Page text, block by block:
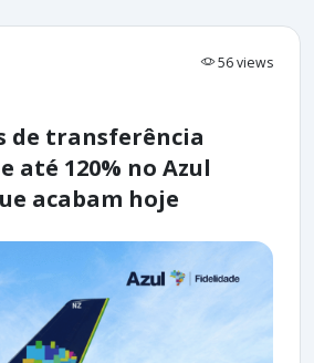
56 views
de transferência
até 120% no Azul
acabam hoje